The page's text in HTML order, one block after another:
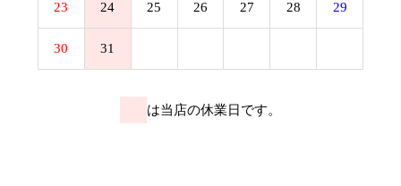
23 24 25 26 27 28 29
30 31
は当店の休業日です。